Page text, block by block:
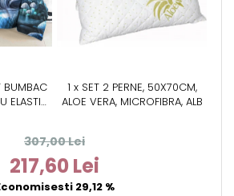
BUMBAC
ELASTIC
1 x SET 2 PERNE, 50X70CM,
ALOE VERA, MICROFIBRA, ALB
307,00 Lei
217,60 Lei
29,12 %